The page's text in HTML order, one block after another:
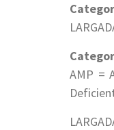
AMP =